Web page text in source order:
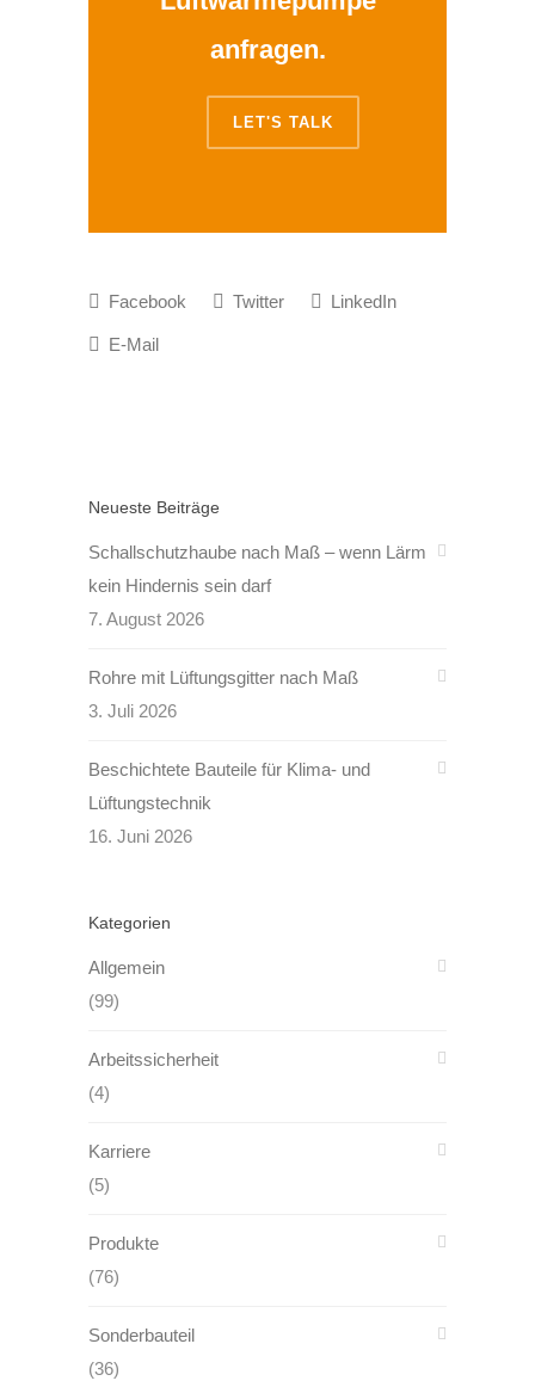
anfragen.
LET'S TALK
Facebook Twitter LinkedIn
E-Mail
Neueste Beiträge
Schallschutzhaube nach Maß – wenn Lärm
kein Hindernis sein darf
7. August 2026
Rohre mit Lüftungsgitter nach Maß
3. Juli 2026
Beschichtete Bauteile für Klima- und
Lüftungstechnik
16. Juni 2026
Kategorien
Allgemein
(99)
Arbeitssicherheit
(4)
Karriere
(5)
Produkte
(76)
Sonderbauteil
(36)